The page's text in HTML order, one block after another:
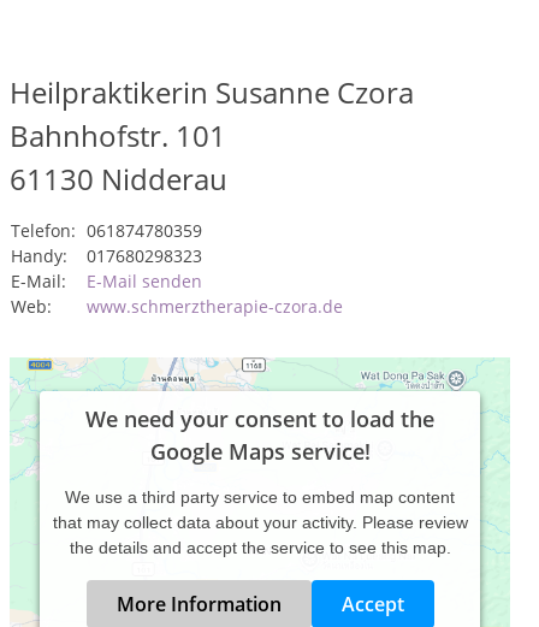
Heilpraktikerin Susanne Czora
Bahnhofstr. 101
61130 Nidderau
Telefon: 061874780359
Handy:
017680298323
E-Mail:
E-Mail senden
Web:
www.schmerztherapie-czora.de
We need your consent to load the
Google Maps service!
We use a third party service to embed map content
that may collect data about your activity. Please review
the details and accept the service to see this map.
More Information Accept